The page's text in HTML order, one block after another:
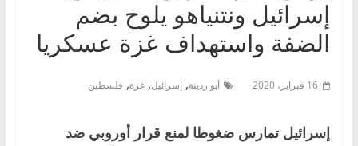
إسرائيل ونتنياهو يلوح بضم
الضفة واستهداف غزة عسكريا
16 فبراير، 2020 أبو ردينة, إسرائيل, غزة, فلسطين
إسرائيل تمارس ضغوطا لمنع قرار أوروبي ضد